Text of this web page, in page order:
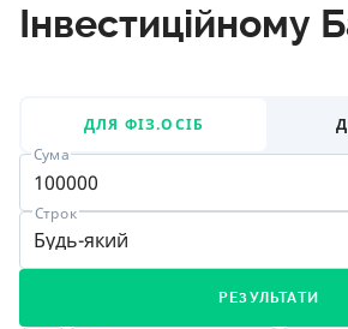
Інвестиційному
ДЛЯ ФІЗ.ОСІБ
Сума
Будь-який
Строк
РЕЗУЛЬТАТИ